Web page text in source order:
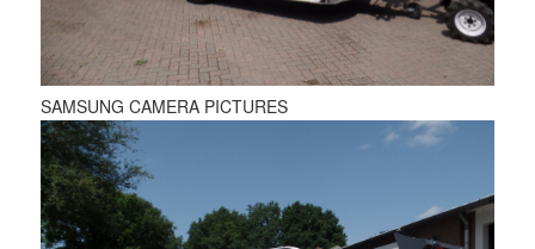
SAMSUNG CAMERA PICTURES